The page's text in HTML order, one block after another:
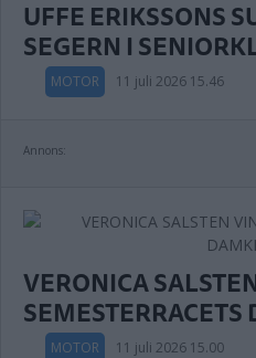
UFFE ERIKSSONS
SEGERN I
MOTOR 11 juli 2026 15.46
Annons:
VERONICA
SEMESTERRACETS
MOTOR 11 juli 2026 15.00